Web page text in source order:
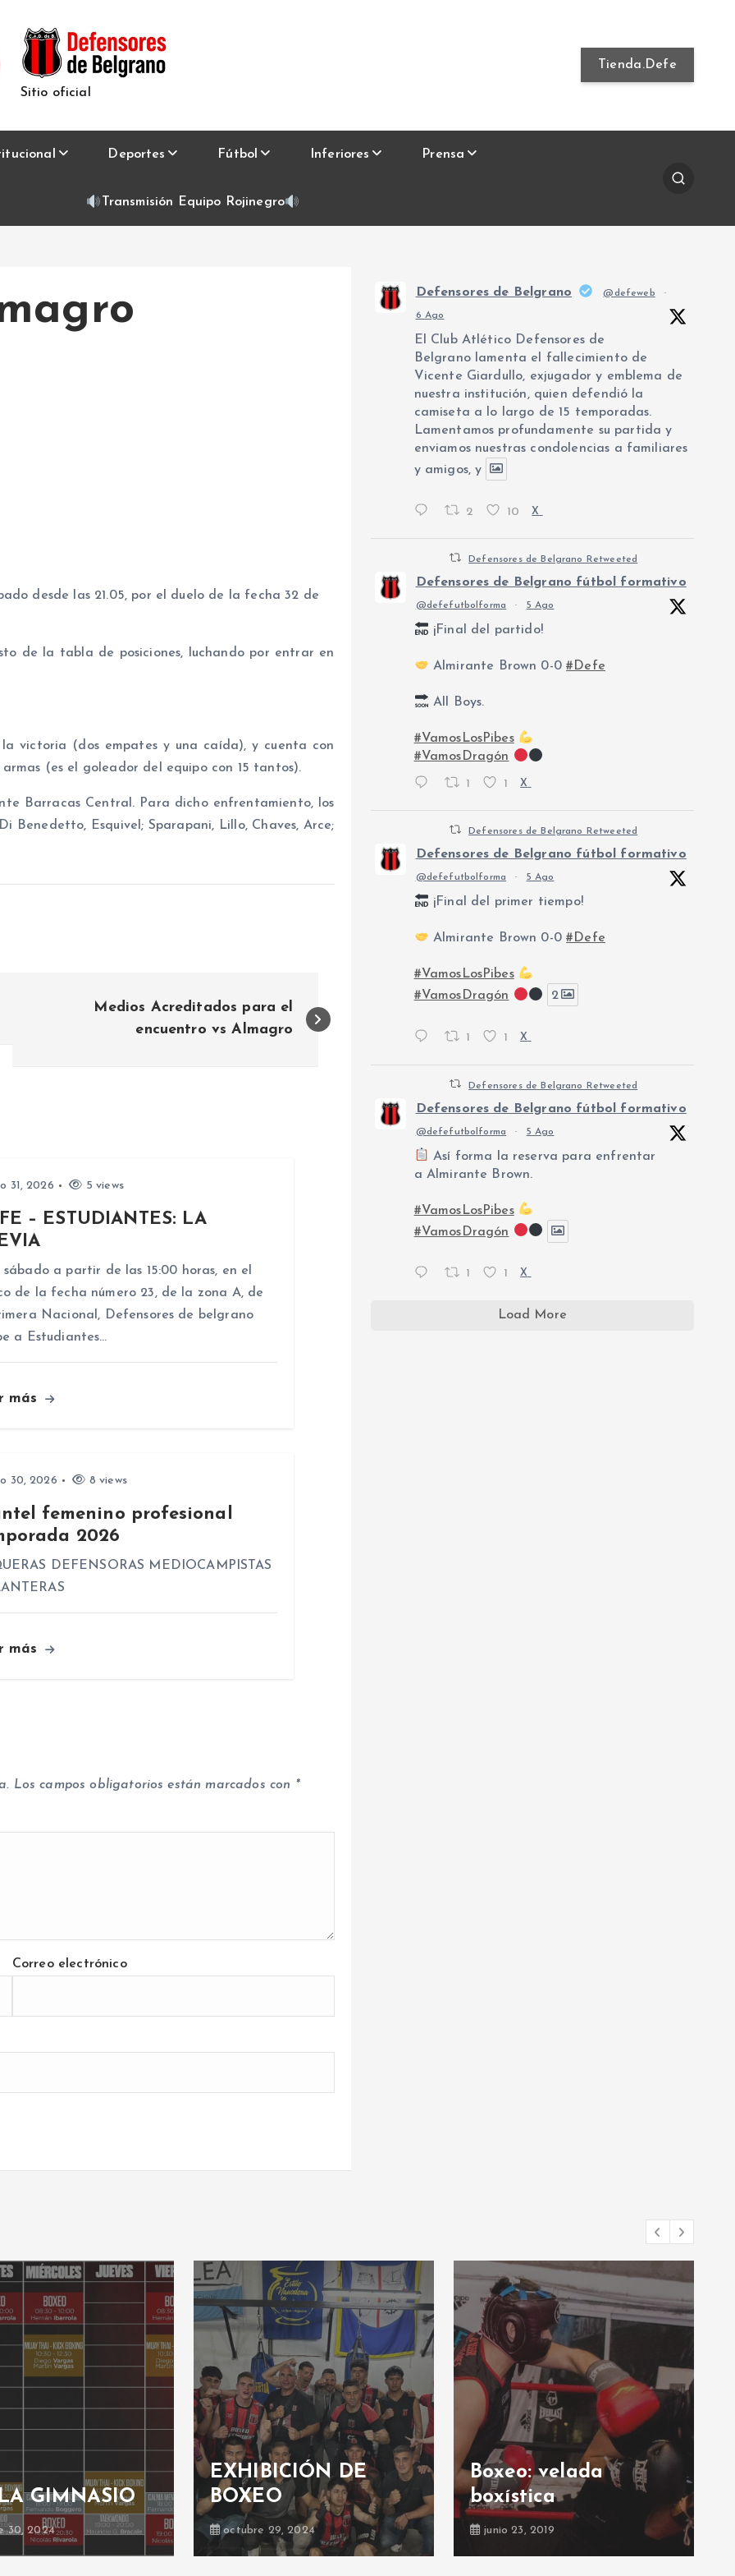
Sitio oficial
Tienda.Defe
Deportes Fútbol Inferiores Prensa
Transmisión Equipo Rojinegro
desde las 21.05, por el duelo de la fecha 32 de
de la tabla de posiciones, luchando por entrar en
victoria (dos empates y una caída), y cuenta con
(es el goleador del equipo con 15 tantos).
Barracas Central. Para dicho enfrentamiento, los
Benedetto, Esquivel; Sparapani, Lillo, Chaves, Arce;
Medios Acreditados para el
encuentro vs Almagro
31, 2026 5 views
– ESTUDIANTES: LA
sábado a partir de las 15:00 horas, en el
de la fecha número 23, de la zona A, de
Nacional, Defensores de belgrano
a Estudiantes…
más
30, 2026 8 views
femenino profesional
2026
DEFENSORAS MEDIOCAMPISTAS
más
Los campos obligatorios están marcados con *
Correo electrónico
Defensores de Belgrano @defeweb ·
6 Ago
El Club Atlético Defensores de
Belgrano lamenta el fallecimiento de
Vicente Giardullo, exjugador y emblema de
nuestra institución, quien defendió la
camiseta a lo largo de 15 temporadas.
Lamentamos profundamente su partida y
enviamos nuestras condolencias a familiares
y amigos, y
2 10 X
Defensores de Belgrano Retweeted
Defensores de Belgrano fútbol formativo
@defefutbolforma · 5 Ago
¡Final del partido!
Almirante Brown 0-0#Defe
All Boys.
#VamosLosPibes
#VamosDragón
1 1 X
Defensores de Belgrano Retweeted
Defensores de Belgrano fútbol formativo
@defefutbolforma · 5 Ago
¡Final del primer tiempo!
Almirante Brown 0-0#Defe
#VamosLosPibes
#VamosDragón
2
1 1 X
Defensores de Belgrano Retweeted
Defensores de Belgrano fútbol formativo
@defefutbolforma · 5 Ago
Así forma la reserva para enfrentar
a Almirante Brown.
#VamosLosPibes
#VamosDragón
1 1 X
Load More
GIMNASIO
30, 2024
EXHIBICIÓN DE
BOXEO
octubre 29, 2024
Boxeo: velada
boxística
junio 23, 2019